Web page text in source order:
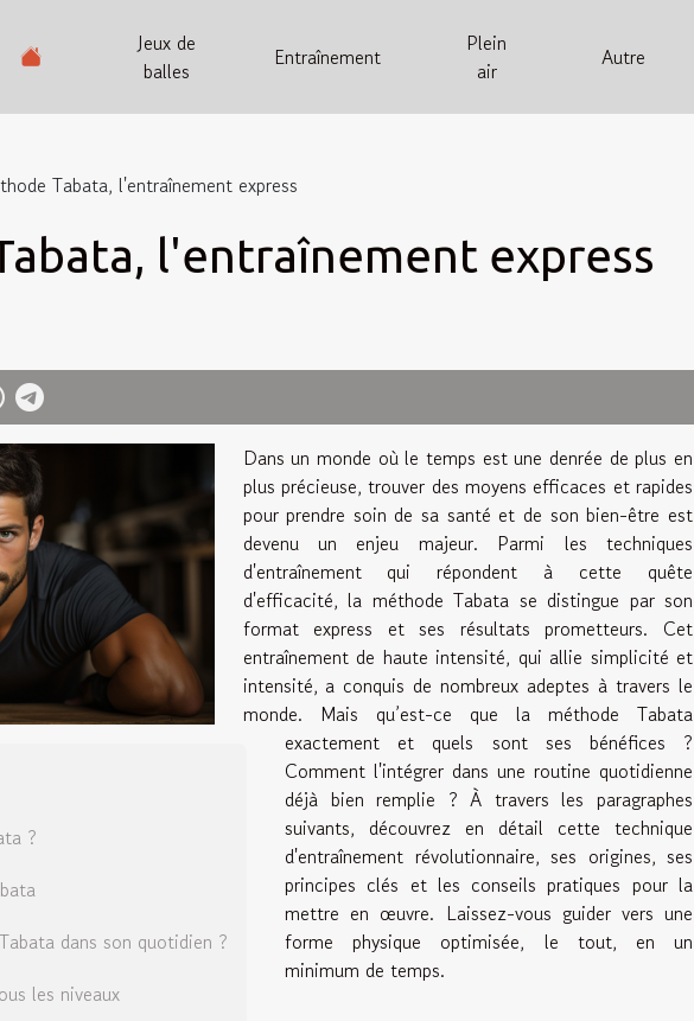
Jeux de
balles
Entraînement
Plein
air
Autre
Tabata, l'entraînement express
l'entraînement express
?
dans son quotidien ?
les niveaux
Dans un monde où le temps est une denrée de plus en
plus précieuse, trouver des moyens efficaces et rapides
pour prendre soin de sa santé et de son bien-être est
devenu un enjeu majeur. Parmi les techniques
d'entraînement qui répondent à cette quête
d'efficacité, la méthode Tabata se distingue par son
format express et ses résultats prometteurs. Cet
entraînement de haute intensité, qui allie simplicité et
intensité, a conquis de nombreux adeptes à travers le
monde. Mais qu’est-ce que la méthode Tabata
exactement et quels sont ses bénéfices ?
Comment l'intégrer dans une routine quotidienne
déjà bien remplie ? À travers les paragraphes
suivants, découvrez en détail cette technique
d'entraînement révolutionnaire, ses origines, ses
principes clés et les conseils pratiques pour la
mettre en œuvre. Laissez-vous guider vers une
forme physique optimisée, le tout, en un
minimum de temps.